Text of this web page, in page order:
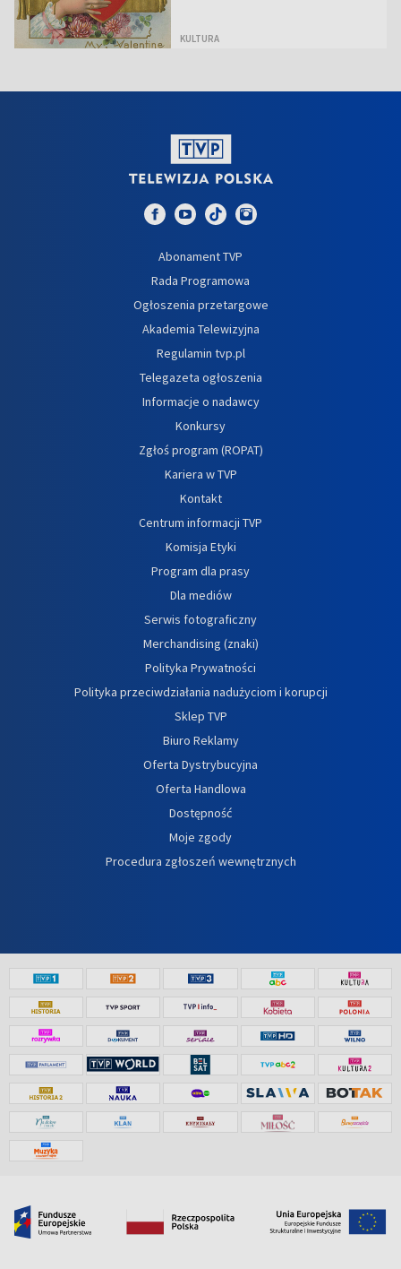
KULTURA
Abonament TVP
Rada Programowa
Ogłoszenia przetargowe
Akademia Telewizyjna
Regulamin tvp.pl
Telegazeta ogłoszenia
Informacje o nadawcy
Konkursy
Zgłoś program (ROPAT)
Kariera w TVP
Kontakt
Centrum informacji TVP
Komisja Etyki
Program dla prasy
Dla mediów
Serwis fotograficzny
Merchandising (znaki)
Polityka Prywatności
Polityka przeciwdziałania nadużyciom i korupcji
Sklep TVP
Biuro Reklamy
Oferta Dystrybucyjna
Oferta Handlowa
Dostępność
Moje zgody
Procedura zgłoszeń wewnętrznych